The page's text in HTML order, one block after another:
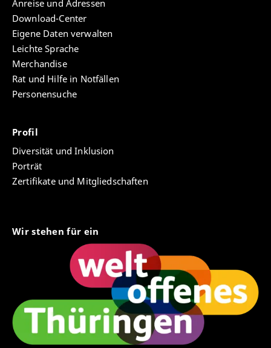
, darunter
Center for Empirical Research in
Economics and Behavioral Sciences
(CEREB)
Communication and Digital Media
(COMDIGMED)
Anreise und Adressen
Download-Center
Eigene Daten verwalten
Leichte Sprache
Merchandise
Rat und Hilfe in Notfällen
Personensuche
Profil
Diversität und Inklusion
Porträt
Zertifikate und Mitgliedschaften
Wir stehen für ein